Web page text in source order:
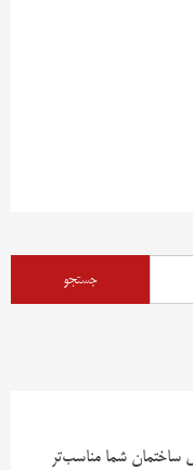
ساختمان شما مناسب‌تر